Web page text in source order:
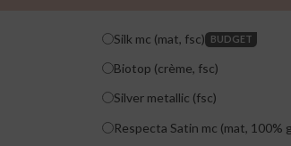
Silk mc (mat, fsc) BUDGET
Biotop (crème, fsc)
Silver metallic (fsc)
Respecta Satin mc (mat, 100%